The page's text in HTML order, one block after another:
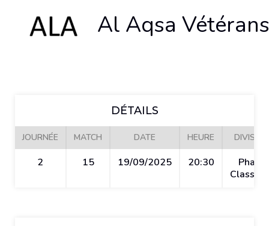
Al Aqsa Vétérans
DÉTAILS
JOURNÉE MATCH DATE HEURE DIVISION
2 15 19/09/2025 20:30
Phase